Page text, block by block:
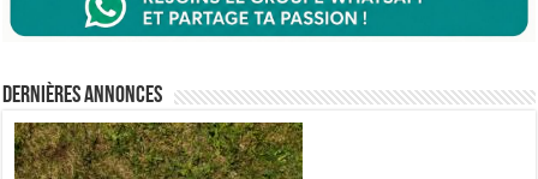
Dernières annonces